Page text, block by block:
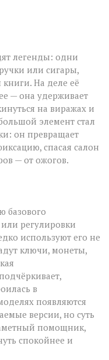
легенды: одни
или сигары,
книги. На деле её
— она удерживает
на виражах и
элемент стал
он превращает
спасая салон
— от ожогов.
базового
регулировки
используют его не
ключи, монеты,
в
появляются
версии, но суть
помощник,
спокойнее и